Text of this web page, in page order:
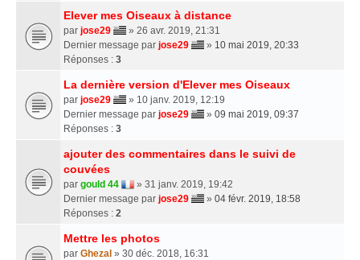
Elever mes Oiseaux à distance
par jose29
» 26 avr. 2019, 21:31
Dernier message par jose29 » 10 mai 2019, 20:33
Réponses : 3
La dernière version d'Elever mes Oiseaux
par jose29
» 10 janv. 2019, 12:19
Dernier message par jose29 » 09 mai 2019, 09:37
Réponses : 3
ajouter des commentaires dans le suivi de
couvées
par gould 44
» 31 janv. 2019, 19:42
Dernier message par jose29 » 04 févr. 2019, 18:58
Réponses : 2
Mettre les photos
par Ghezal » 30 déc. 2018, 16:31